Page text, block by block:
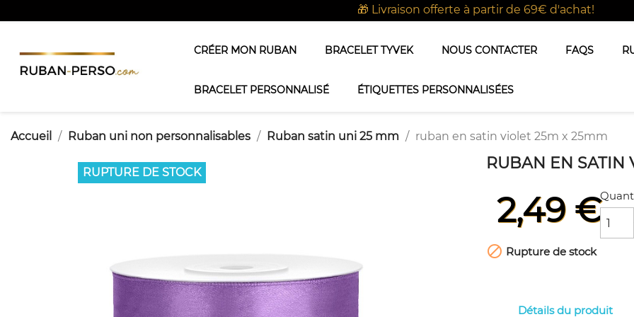
🎁 Livraison offerte à partir de 69€ d'achat!
CRÉER MON RUBAN BRACELET TYVEK NOUS CONTACTER FAQS
BRACELET PERSONNALISÉ ÉTIQUETTES PERSONNALISÉES
Accueil Ruban uni non personnalisables Ruban satin uni 25 mm ruban en satin violet 25m x 25mm
RUPTURE DE STOCK RUBAN EN SATIN
2,49 €
 Rupture de stock
Détails du produit